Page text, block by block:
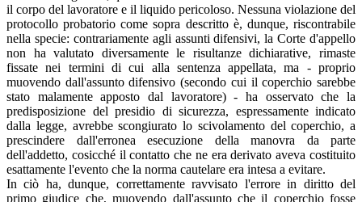
il corpo del lavoratore e il liquido pericoloso. Nessuna violazione del
protocollo probatorio come sopra descritto è, dunque, riscontrabile
nella specie: contrariamente agli assunti difensivi, la Corte d'appello
non ha valutato diversamente le risultanze dichiarative, rimaste
fissate nei termini di cui alla sentenza appellata, ma - proprio
muovendo dall'assunto difensivo (secondo cui il coperchio sarebbe
stato malamente apposto dal lavoratore) - ha osservato che la
predisposizione del presidio di sicurezza, espressamente indicato
dalla legge, avrebbe scongiurato lo scivolamento del coperchio, a
prescindere dall'erronea esecuzione della manovra da parte
dell'addetto, cosicché il contatto che ne era derivato aveva costituito
esattamente l'evento che la norma cautelare era intesa a evitare.
In ciò ha, dunque, correttamente ravvisato l'errore in diritto del
primo giudice che, muovendo dall'assunto che il coperchio fosse